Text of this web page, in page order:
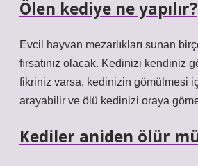
Ölen kediye ne yapılır?
Evcil hayvan mezarlıkları sunan
fırsatınız olacak. Kedinizi kendiniz
fikriniz varsa, kedinizin gömülmesi
arayabilir ve ölü kedinizi oraya
Kediler aniden ölür